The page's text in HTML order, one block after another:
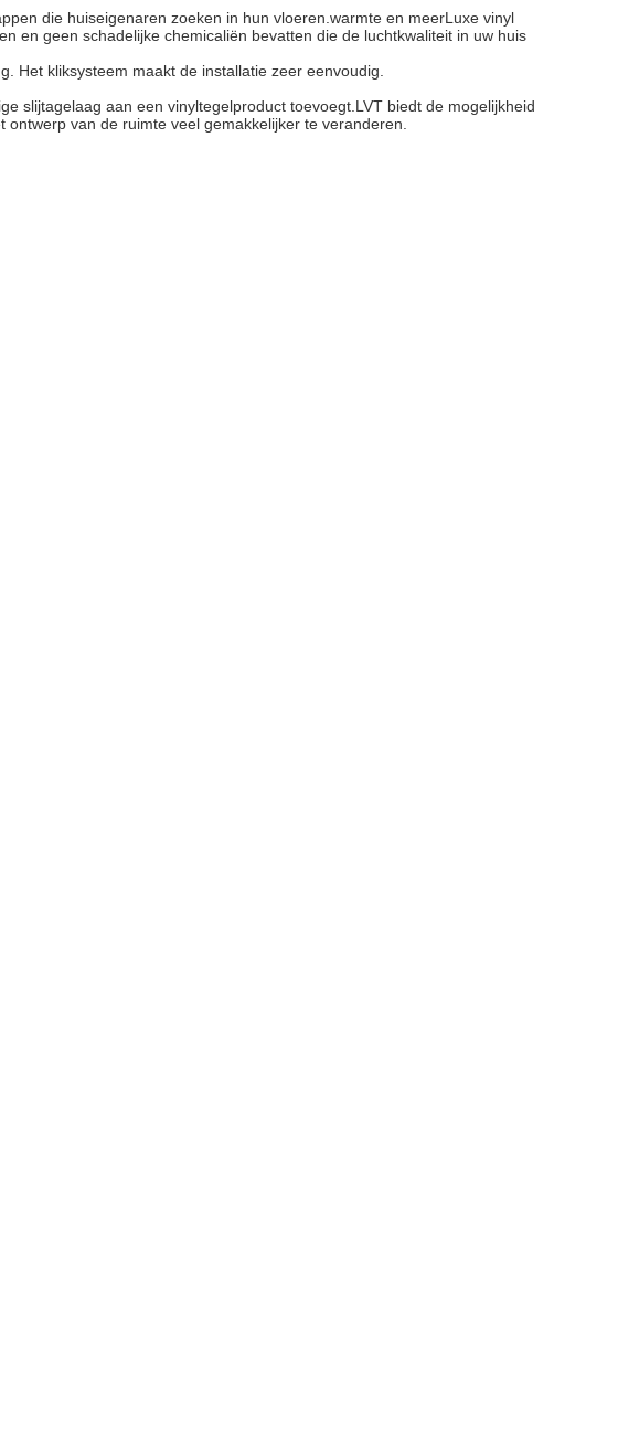
die huiseigenaren zoeken in hun vloeren.warmte en meerLuxe vinyl
en geen schadelijke chemicaliën bevatten die de luchtkwaliteit in uw huis
Het kliksysteem maakt de installatie zeer eenvoudig.
slijtagelaag aan een vinyltegelproduct toevoegt.LVT biedt de mogelijkheid
van de ruimte veel gemakkelijker te veranderen.